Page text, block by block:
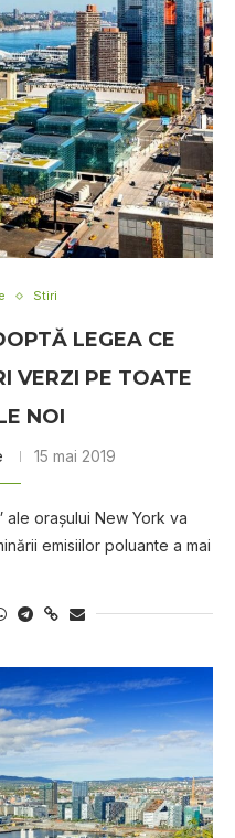
Stiri
LEGEA CE
VERZI PE TOATE
NOI
15 mai 2019
ale oraşului New York va
emisiilor poluante a mai